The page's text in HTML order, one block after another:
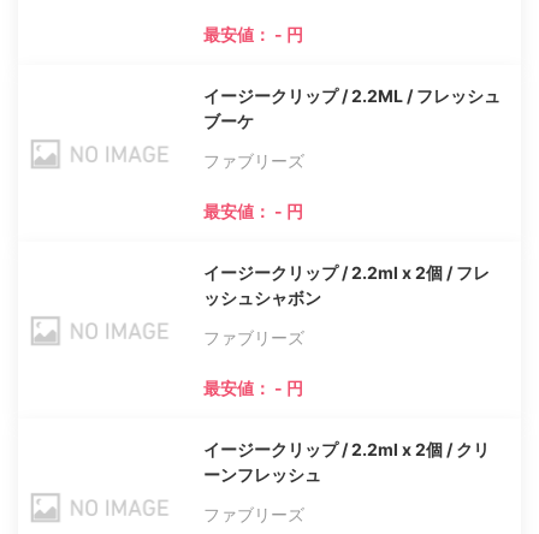
最安値： - 円
イージークリップ / 2.2ML / フレッシュ
ブーケ
ファブリーズ
最安値： - 円
イージークリップ / 2.2ml x 2個 / フレ
ッシュシャボン
ファブリーズ
最安値： - 円
イージークリップ / 2.2ml x 2個 / クリ
ーンフレッシュ
ファブリーズ